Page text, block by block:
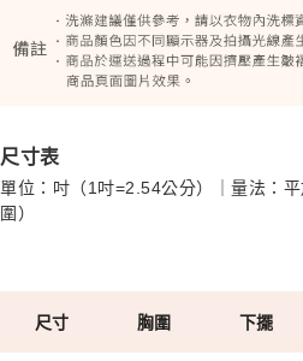
尺寸表
單位：吋（1吋=2.54公分）｜量法：
圍）
尺寸 胸圍 下擺